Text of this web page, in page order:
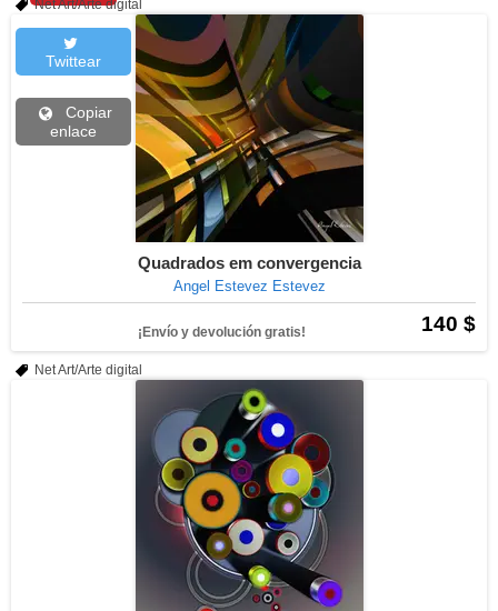
Twittear
Copiar
enlace
Net Art/Arte digital
Quadrados em convergencia
Angel Estevez Estevez
140 $
¡Envío y devolución gratis!
Net Art/Arte digital